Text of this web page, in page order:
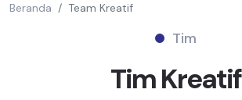
Beranda Team Kreatif
Tim
TimKreatif